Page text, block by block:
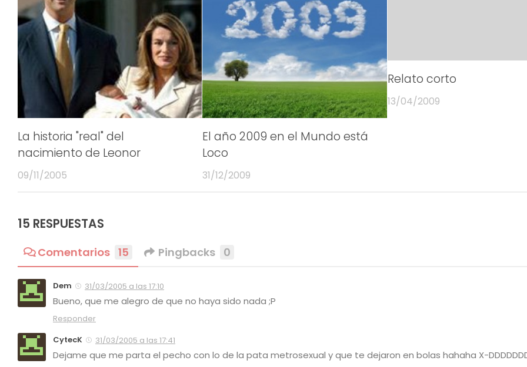
La historia "real" del
nacimiento de Leonor
09/11/2005
El año 2009 en el Mundo está
Loco
31/12/2009
Relato corto
13/04/2009
15 RESPUESTAS
Comentarios 15 Pingbacks 0
Dem 31/03/2005 a las 17:10
Bueno, que me alegro de que no haya sido nada ;P
Responder
CytecK
31/03/2005 a las 17:41
Dejame que me parta el pecho con lo de la pata metrosexual y que te dejaron en bolas hahaha X-